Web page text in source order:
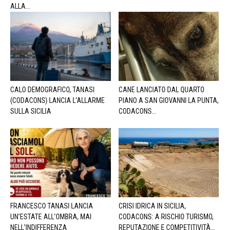
ALLA...
CALO DEMOGRAFICO, TANASI
(CODACONS) LANCIA L’ALLARME
SULLA SICILIA
CANE LANCIATO DAL QUARTO
PIANO A SAN GIOVANNI LA PUNTA,
CODACONS...
FRANCESCO TANASI LANCIA
UN’ESTATE ALL’OMBRA, MAI
NELL’INDIFFERENZA
CRISI IDRICA IN SICILIA,
CODACONS: A RISCHIO TURISMO,
REPUTAZIONE E COMPETITIVITÀ...